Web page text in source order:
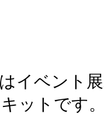
イベント
ットです